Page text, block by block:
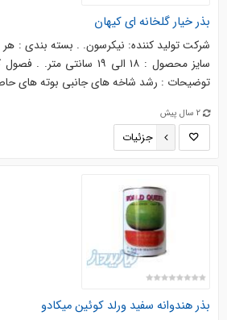
بذر خیار گلخانه ای کیهان
سایز محصول : ۱۸ الی ۱۹
توضیحات : رشد شاخه های جانبی بوته های
2 سال پیش
جزئیات
بذر هندوانه سفید ورلد کوئین میکادو